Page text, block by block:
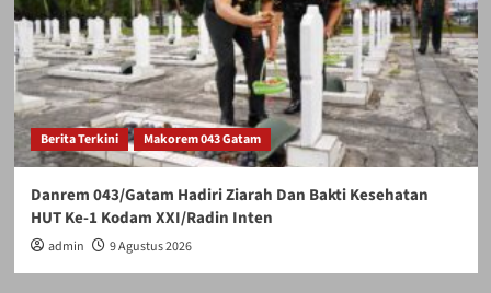
Berita Terkini Makorem 043 Gatam
Danrem 043/Gatam Hadiri Ziarah Dan Bakti Kesehatan
HUT Ke-1 Kodam XXI/Radin Inten
admin 9 Agustus 2026